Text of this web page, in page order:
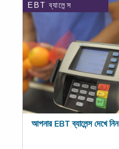
EBT ব্যালেন্স
আপনার EBT ব্যালেন্স দেখে নিন